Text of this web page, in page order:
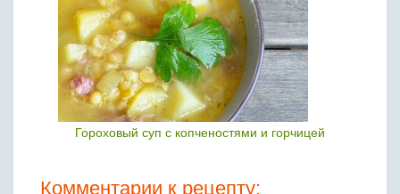
Гороховый суп с копченостями и горчицей
Комментарии к рецепту: